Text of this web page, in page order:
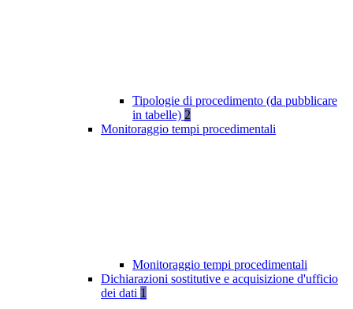
Tipologie di procedimento (da pubblicare
in tabelle) 2
Monitoraggio tempi procedimentali
Monitoraggio tempi procedimentali
Dichiarazioni sostitutive e acquisizione d'ufficio
dei dati 1